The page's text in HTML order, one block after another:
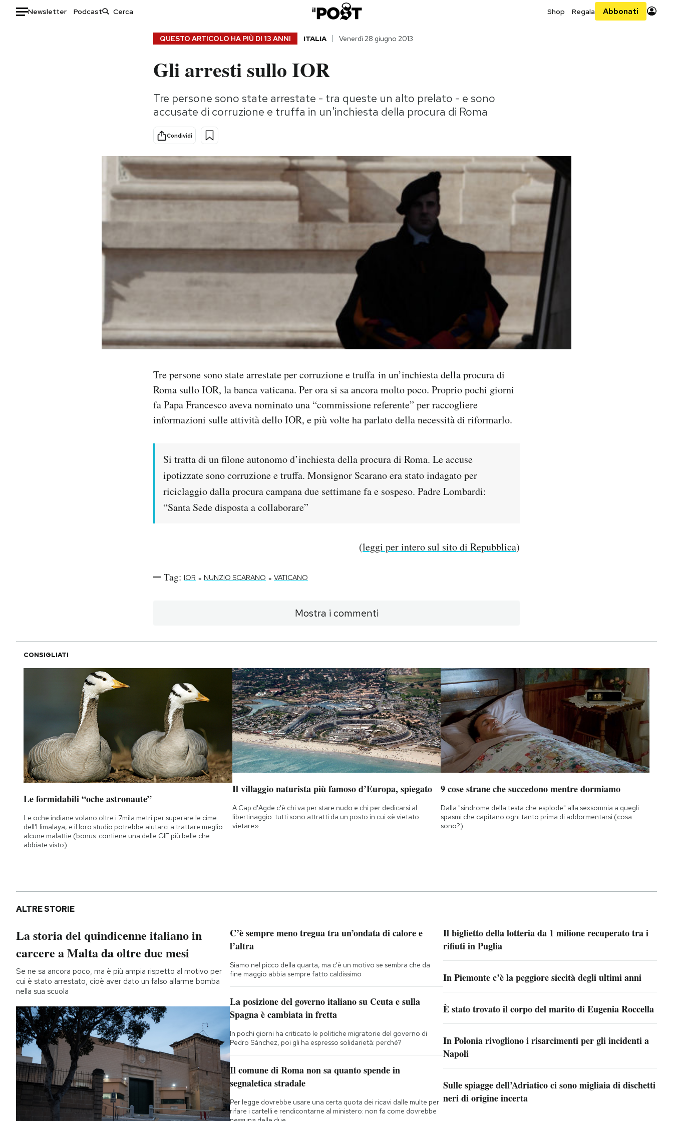
Newsletter Podcast Shop Regala Abbonati
Consumismi
Storie/Idee
Ok Boomer!
Media
Europa
Altrecose
Mondiali calcio 2026
QUESTO ARTICOLO HA PIÙ DI 13 ANNI ITALIA Venerdì 28 giugno 2013
Gli arresti sullo IOR
Tre persone sono state arrestate - tra queste un alto prelato - e sono
accusate di corruzione e truffa in un'inchiesta della procura di Roma
Condividi
Tre persone sono state arrestate per corruzione e truffa in un’inchiesta della procura di
Roma sullo IOR, la banca vaticana. Per ora si sa ancora molto poco. Proprio pochi giorni
fa Papa Francesco aveva nominato una “commissione referente” per raccogliere
informazioni sulle attività dello IOR, e più volte ha parlato della necessità di riformarlo.
Si tratta di un filone autonomo d’inchiesta della procura di Roma. Le accuse
ipotizzate sono corruzione e truffa. Monsignor Scarano era stato indagato per
riciclaggio dalla procura campana due settimane fa e sospeso. Padre Lombardi:
“Santa Sede disposta a collaborare”
(leggi per intero sul sito di Repubblica)
Tag: IOR - NUNZIO SCARANO - VATICANO
Mostra i commenti
CONSIGLIATI
Le formidabili “oche astronaute”
Le oche indiane volano oltre i 7mila metri per superare le cime
dell'Himalaya, e il loro studio potrebbe aiutarci a trattare meglio
alcune malattie (bonus: contiene una delle GIF più belle che
abbiate visto)
Il villaggio naturista più famoso d’Europa, spiegato
A Cap d'Agde c'è chi va per stare nudo e chi per dedicarsi al
libertinaggio: tutti sono attratti da un posto in cui «è vietato
vietare»
9 cose strane che succedono mentre dormiamo
Dalla "sindrome della testa che esplode" alla sexsomnia a quegli
spasmi che capitano ogni tanto prima di addormentarsi (cosa
sono?)
ALTRE STORIE
La storia del quindicenne italiano in
carcere a Malta da oltre due mesi
Se ne sa ancora poco, ma è più ampia rispetto al motivo per
cui è stato arrestato, cioè aver dato un falso allarme bomba
nella sua scuola
C’è sempre meno tregua tra un’ondata di calore e
l’altra
Siamo nel picco della quarta, ma c'è un motivo se sembra che da
fine maggio abbia sempre fatto caldissimo
La posizione del governo italiano su Ceuta e sulla
Spagna è cambiata in fretta
In pochi giorni ha criticato le politiche migratorie del governo di
Pedro Sánchez, poi gli ha espresso solidarietà: perché?
Il comune di Roma non sa quanto spende in
segnaletica stradale
Per legge dovrebbe usare una certa quota dei ricavi dalle multe per
rifare i cartelli e rendicontarne al ministero: non fa come dovrebbe
Il biglietto della lotteria da 1 milione recuperato tra i
rifiuti in Puglia
In Piemonte c’è la peggiore siccità degli ultimi anni
È stato trovato il corpo del marito di Eugenia Roccella
In Polonia rivogliono i risarcimenti per gli incidenti a
Napoli
Sulle spiagge dell’Adriatico ci sono migliaia di dischetti
neri di origine incerta